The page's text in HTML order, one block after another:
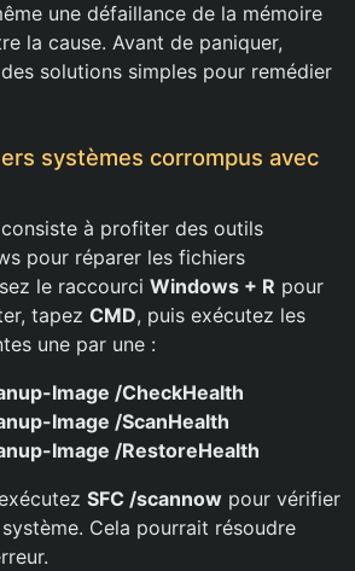
une défaillance de la mémoire
la cause. Avant de paniquer,
solutions simples pour remédier
systèmes corrompus avec
à profiter des outils
pour réparer les fichiers
le raccourci Windows + R pour
tapez CMD, puis exécutez les
une par une :
Image /CheckHealth
Image /ScanHealth
Image /RestoreHealth
SFC /scannow pour vérifier
Cela pourrait résoudre